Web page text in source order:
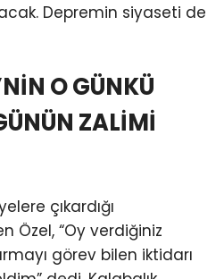
Depremin siyaseti de
O GÜNKÜ
ZALİMİ
çıkardığı
Özel, “Oy verdiğiniz
görev bilen iktidarı